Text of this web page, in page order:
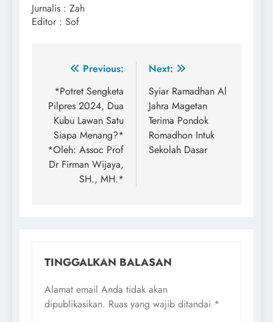
Jurnalis : Zah
Editor : Sof
Navigasi
pos
Previous:
*Potret Sengketa
Pilpres 2024, Dua
Kubu Lawan Satu
Siapa Menang?*
*Oleh: Assoc Prof
Dr Firman Wijaya,
SH., MH.*
Next:
Syiar Ramadhan Al
Jahra Magetan
Terima Pondok
Romadhon Intuk
Sekolah Dasar
TINGGALKAN BALASAN
Alamat email Anda tidak akan
dipublikasikan. Ruas yang wajib ditandai *